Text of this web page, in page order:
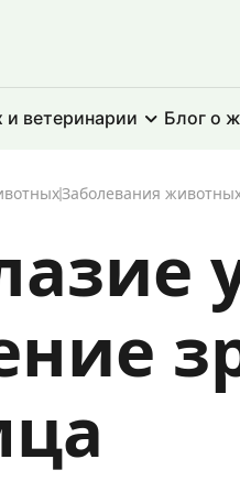
и ветеринарии Блог о
Заболевания